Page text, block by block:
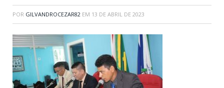
POR GILVANDROCEZAR82 EM 13 DE ABRIL DE 2023